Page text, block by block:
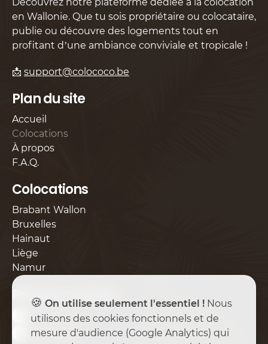
en Wallonie. Que tu sois propriétaire ou colocataire,
publie ou découvre des logements tout en
profitant d’une ambiance conviviale et tropicale !
📩 support@colococo.be
Plan du site
Accueil
Colocations
À propos
F.A.Q.
Colocations
Brabant Wallon
Bruxelles
Hainaut
Liège
Namur
Réseaux sociaux
Facebook
Instagram
🍪 On utilise seulement l'essentiel ! Nous
utilisons des cookies fonctionnels et de
mesure d'audience (Google Analytics) qui